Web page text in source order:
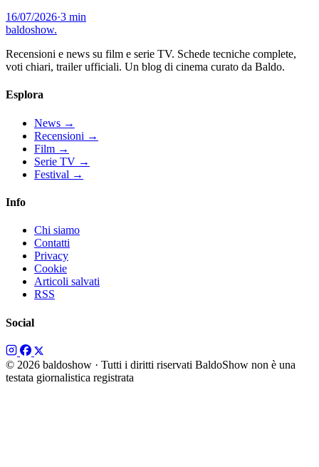
16/07/2026·3 min
baldoshow.
Recensioni e news su film e serie TV. Schede tecniche complete,
voti chiari, trailer ufficiali. Un blog di cinema curato da Baldo.
Esplora
News →
Recensioni →
Film →
Serie TV →
Festival →
Info
Chi siamo
Contatti
Privacy
Cookie
Articoli salvati
RSS
Social
© 2026 baldoshow · Tutti i diritti riservati BaldoShow non è una
testata giornalistica registrata